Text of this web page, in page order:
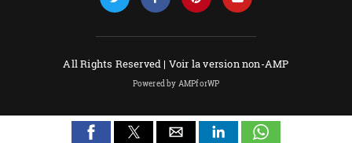
All Rights Reserved | Voir la version non-AMP
Powered by AMPforWP